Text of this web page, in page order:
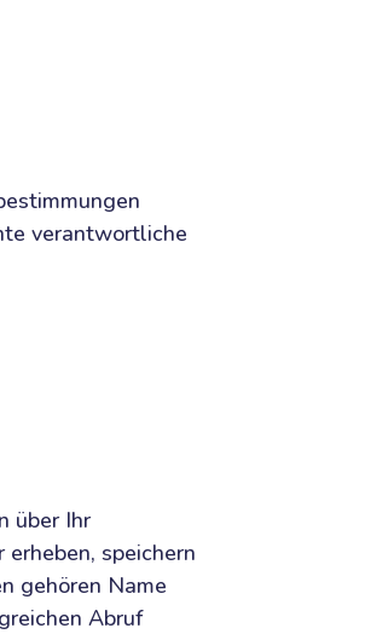
verantwortliche
über Ihr
speichern
gehören Name
Abruf